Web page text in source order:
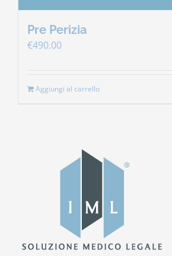
Pre Perizia
€490.00
Aggiungi al carrello